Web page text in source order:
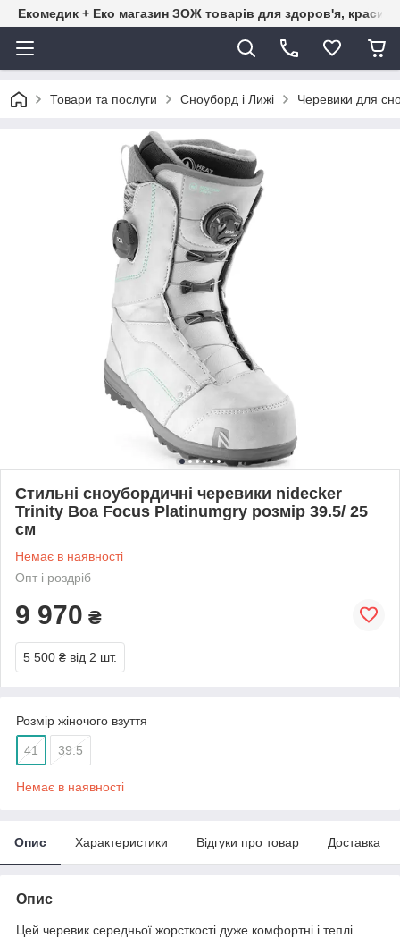
Екомедик + Еко магазин ЗОЖ товарів для здоров'я, краси
Товари та послуги Сноуборд і Лижі Черевики для
Стильні сноубордичні черевики nidecker
Trinity Boa Focus Platinumgry розмір 39.5/ 25
см
Немає в наявності
Опт і роздріб
9 970 ₴
5 500 ₴ від 2 шт.
Розмір жіночого взуття
41 39.5
Немає в наявності
Опис Характеристики Відгуки про товар Доставка
Опис
Цей черевик середньої жорсткості дуже комфортні і теплі.